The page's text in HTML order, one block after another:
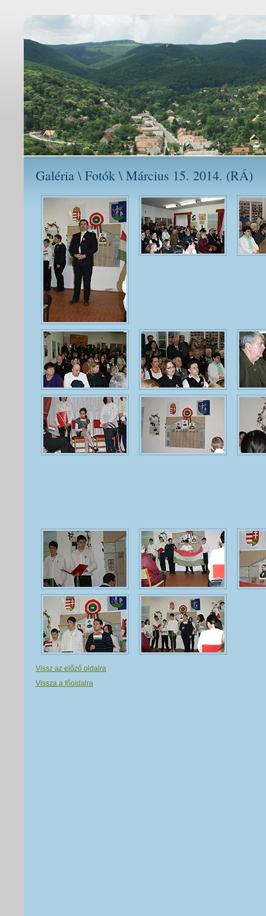
Galéria \ Fotók \ Március 15. 2014. (RÁ)
Vissz az előző oldalra
Vissza a főoldalra